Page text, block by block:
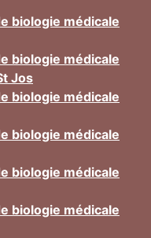
biologie médicale
biologie médicale
Jos
biologie médicale
biologie médicale
biologie médicale
biologie médicale